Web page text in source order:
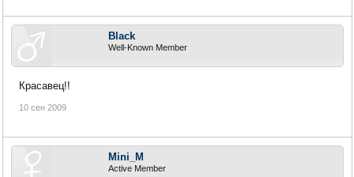
Black
Well-Known Member
Красавец!!
10 сен 2009
Mini_M
Active Member